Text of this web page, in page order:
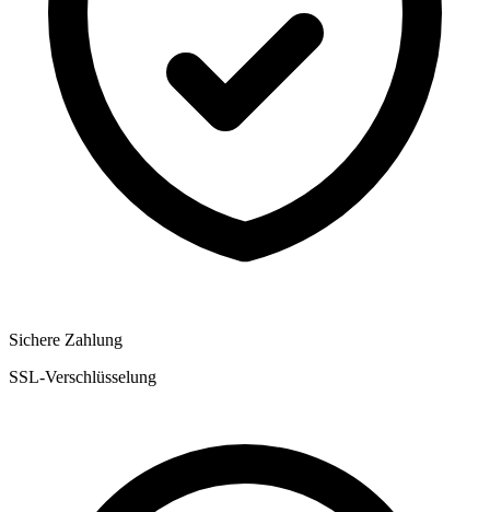
Sichere Zahlung
SSL-Verschlüsselung